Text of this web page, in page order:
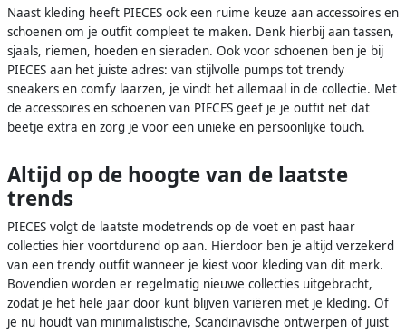
Naast kleding heeft PIECES ook een ruime keuze aan accessoires en
schoenen om je outfit compleet te maken. Denk hierbij aan tassen,
sjaals, riemen, hoeden en sieraden. Ook voor schoenen ben je bij
PIECES aan het juiste adres: van stijlvolle pumps tot trendy
sneakers en comfy laarzen, je vindt het allemaal in de collectie. Met
de accessoires en schoenen van PIECES geef je je outfit net dat
beetje extra en zorg je voor een unieke en persoonlijke touch.
Altijd op de hoogte van de laatste
trends
PIECES volgt de laatste modetrends op de voet en past haar
collecties hier voortdurend op aan. Hierdoor ben je altijd verzekerd
van een trendy outfit wanneer je kiest voor kleding van dit merk.
Bovendien worden er regelmatig nieuwe collecties uitgebracht,
zodat je het hele jaar door kunt blijven variëren met je kleding. Of
je nu houdt van minimalistische, Scandinavische ontwerpen of juist